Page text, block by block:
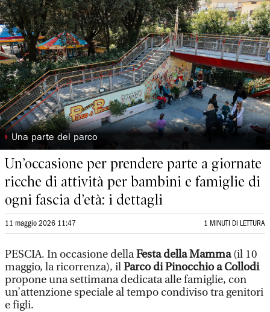
◗ Una parte del parco
Un’occasione per prendere parte a giornate
ricche di attività per bambini e famiglie di
ogni fascia d’età: i dettagli
11 maggio 2026 11:47 1 MINUTI DI LETTURA
PESCIA. In occasione dellaFesta della Mamma(il 10
maggio, la ricorrenza), ilParco di Pinocchio a Collodi
propone una settimana dedicata alle famiglie, con
un’attenzione speciale al tempo condiviso tra genitori
e figli.